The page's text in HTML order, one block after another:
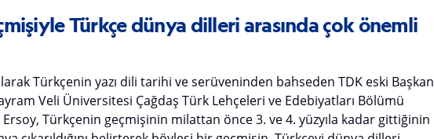
Türkçe dünya dilleri arasında çok önemli
Türkçenin yazı dili tarihi ve serüveninden bahseden TDK eski Başkan
Veli Üniversitesi Çağdaş Türk Lehçeleri ve Edebiyatları Bölümü
Türkçenin geçmişinin milattan önce 3. ve 4. yüzyıla kadar gittiğinin